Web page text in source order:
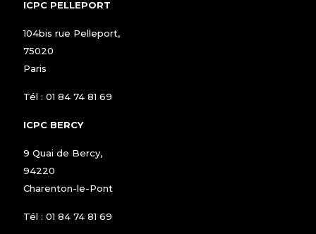
ICPC PELLEPORT
104bis rue Pelleport,
75020
Paris
Tél : 01 84 74 81 69
ICPC BERCY
9 Quai de Bercy,
94220
Charenton-le-Pont
Tél : 01 84 74 81 69